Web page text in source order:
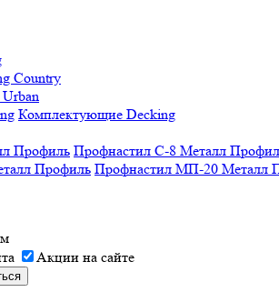
Country
Комплектующие Decking
Профнастил C-8 Металл
Профнастил МП-20 Металл
Акции на сайте